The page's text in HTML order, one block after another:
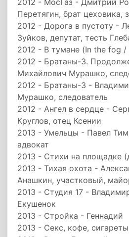
2012 - МосГаз - Дмитрий
Перетягин, брат цеховика,
2012 - Дорога в пустоту -
Зуйков, депутат, тесть
2012 - В тумане (In the fog /
2012 - Братаны-3.
Михайлович Мурашко,
2012 - Братаны-3 -
Мурашко, следователь
2012 - Ангел в сердце -
Круглов, отец Ксении
2013 - Умельцы - Павел
адвокат
2013 - Стихи на площадке
2013 - Тихая охота -
Анашкин, участковый,
2013 - Студия 17 -
Екушенок
2013 - Стройка - Геннадий
2013 - Секс, кофе, сигареты